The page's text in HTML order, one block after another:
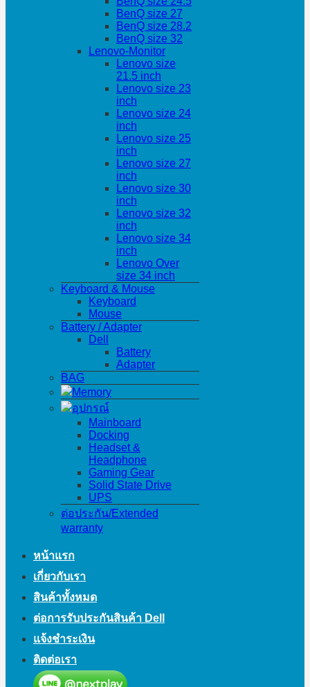
BenQ size 27
BenQ size 28.2
BenQ size 32
Lenovo-Monitor
Lenovo size
21.5 inch
Lenovo size 23
inch
Lenovo size 24
inch
Lenovo size 25
inch
Lenovo size 27
inch
Lenovo size 30
inch
Lenovo size 32
inch
Lenovo size 34
inch
Lenovo Over
size 34 inch
Keyboard & Mouse
Keyboard
Mouse
Battery / Adapter
Dell
Battery
Adapter
BAG
Memory
อุปกรณ์
Mainboard
Docking
Headset &
Headphone
Gaming Gear
Solid State Drive
UPS
ต่อประกัน/Extended
warranty
หน้าแรก
เกี่ยวกับเรา
สินค้าทั้งหมด
ต่อการรับประกันสินค้า Dell
แจ้งชำระเงิน
ติดต่อเรา